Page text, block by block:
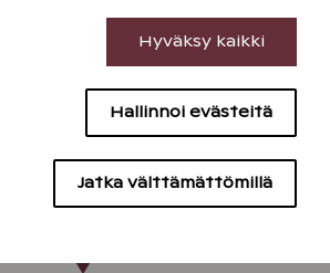
evästeet
evästeet
Jatka välttämättömillä
Hallinnoi evästeitä
Hyväksy kaikki